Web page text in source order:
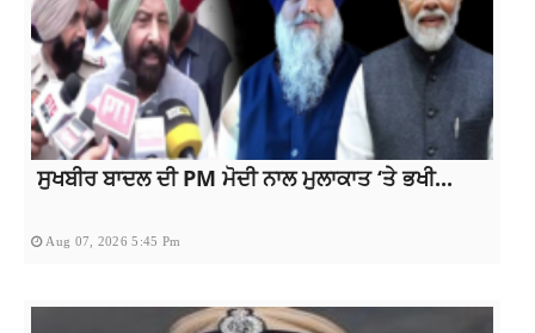
ਸੁਖਬੀਰ ਬਾਦਲ ਦੀ PM ਮੋਦੀ ਨਾਲ ਮੁਲਾਕਾਤ ‘ਤੇ ਭਖੀ...
Aug 07, 2026 5:45 Pm